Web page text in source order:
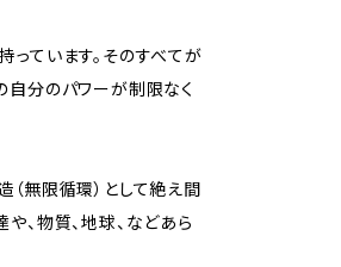
っています。そのすべてが
自分のパワーが制限なく
（無限循環）として絶え間
、物質、地球、などあら